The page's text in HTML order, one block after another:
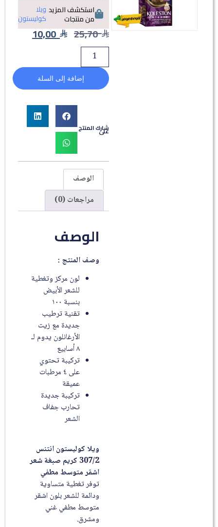
استكشف المزيد
من منتجات
ويلا
كوليستون
25,70
10,00
إضافة إلى السلة
شارك المنتج
على
الوصف
مراجعات (0)
الوصف
وصف المنتج :
لون مركز وتغطية
للشعر الأبيض
بنسبة ١٠٠
تقنية ترطيب
جديدة مع زيت
الأرغانلون يدوم لـ
٨ أسابيع
تركيبة تحتوي
على ٤ مرطبات
عميقة
تركيبة جديدة
تحارب جفاف
الشعر
ويلا كوليستون انتنس
307/2 كريم صبغة شعر
اشقر متوسط مطفي
توفر تغطية متساوية
ودائمة للشعر بلون اشقر
متوسط مطفي غني
ومشرق.